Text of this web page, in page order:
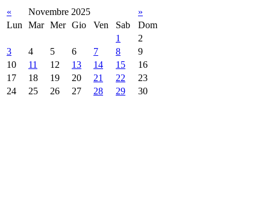
« Novembre 2025
»
Lun
Mar Mer Gio Ven Sab
Dom
1
2
3
4 5 6 7 8
9
10
11 12 13 14 15
16
17
18 19 20 21 22
23
24
25 26 27 28 29 30